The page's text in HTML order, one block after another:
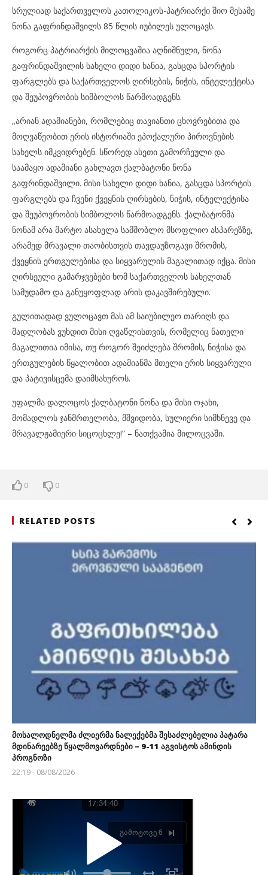
სრულიად საქართველოს კათოლიკოს-პატრიარქი შიო მესამე
ნონა გაფრინდაშვილს 85 წლის იუბილეს ულოცავს.
როგორც პატრიარქის მილოცვაშია აღნიშნული, ნონა
გაფრინდაშვილის სახელი დიდი ხანია, გასცდა სპორტის
ფარგლებს და საქართველოს ღირსების, ნიჭის, ინტელექტისა
და შეუპოვრობის სიმბოლოს წარმოადგენს.
„არიან ადამიანები, რომლებიც თავიანთი ცხოვრებითა და
მოღვაწეობით ერის ისტორიაში ეპოქალური პიროვნების
სახელს იმკვიდრებენ. სწორედ ასეთი გამორჩეული და
საამაყო ადამიანი გახლავთ ქალბატონი ნონა
გაფრინდაშვილი. მისი სახელი დიდი ხანია, გასცდა სპორტის
ფარგლებს და ჩვენი ქვეყნის ღირსების, ნიჭის, ინტელექტისა
და შეუპოვრობის სიმბოლოს წარმოადგენს. ქალბატონმა
ნონამ არა მარტო ასახელა სამშობლო მსოფლიო ასპარეზზე,
არამედ მრავალი თაობისთვის თავდაუზოგავი შრომის,
ქვეყნის ერთგულებისა და სიყვარულის მაგალითად იქცა. მისი
ღირსეული გამარჯვებები ხომ საქართველოს სახელთან
სამუდამო და განუყოფლად არის დაკავშირებული.
გულითადად ვულოცავთ მას ამ საიუბილეო თარიღს და
მადლობას ვუხდით მისი ღვაწლისთვის, რომელიც ნათელი
მაგალითია იმისა, თუ როგორ შეიძლება შრომის, ნიჭისა და
ერთგულების წყალობით ადამიანმა მთელი ერის სიყვარული
და პატივისცემა დაიმსახუროს.
უფალმა დალოცოს ქალბატონი ნონა და მისი ოჯახი,
მომადლოს ჯანმრთელობა, მშვიდობა, სულიერი სიმხნევე და
მრავალჟამიერი სიცოცხლე!” – ნათქვამია მილოცვაში.
0 0
RELATED POSTS
მოსალოდნელმა ძლიერმა ნალექებმა შესაძლებელია პატარა
მდინარეებზე წყალმოვარდნები – 9-11 აგვისტოს ამინდის
პროგნოზი
22:19 - 08/08/2026